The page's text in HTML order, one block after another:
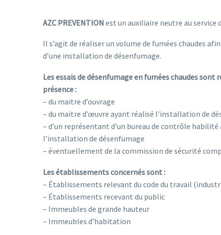
AZC PREVENTION est un auxiliaire neutre au service
Il s’agit de réaliser un volume de fumées chaudes
d’une installation de désenfumage.
Les essais de désenfumage en fumées chaudes sont
présence :
– du maitre d’ouvrage
– du maitre d’œuvre ayant réalisé l’installation de
– d’un représentant d’un bureau de contrôle
l’installation de désenfumage
– éventuellement de la commission de sécurité
Les établissements concernés sont :
– Établissements relevant du code du travail
– Établissements recevant du public
– Immeubles de grande hauteur
– Immeubles d’habitation